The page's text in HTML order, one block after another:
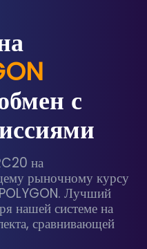
с
на
рыночному курсу
Лучший
нашей системе на
сравнивающей